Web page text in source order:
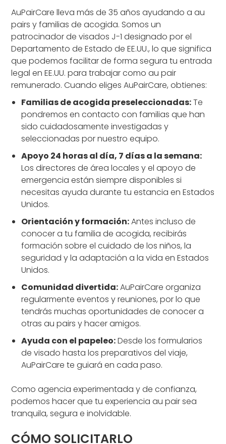
AuPairCare lleva más de 35 años ayudando a au
pairs y familias de acogida. Somos un
patrocinador de visados J-1 designado por el
Departamento de Estado de EE.UU., lo que significa
que podemos facilitar de forma segura tu entrada
legal en EE.UU. para trabajar como au pair
remunerado. Cuando eliges AuPairCare, obtienes:
Familias de acogida preseleccionadas:Te
pondremos en contacto con familias que han
sido cuidadosamente investigadas y
seleccionadas por nuestro equipo.
Apoyo 24 horas al día, 7 días a la semana:
Los directores de área locales y el apoyo de
emergencia están siempre disponibles si
necesitas ayuda durante tu estancia en Estados
Unidos.
Orientación y formación:Antes incluso de
conocer a tu familia de acogida, recibirás
formación sobre el cuidado de los niños, la
seguridad y la adaptación a la vida en Estados
Unidos.
Comunidad divertida:AuPairCare organiza
regularmente eventos y reuniones, por lo que
tendrás muchas oportunidades de conocer a
otras au pairs y hacer amigos.
Ayuda con el papeleo:Desde los formularios
de visado hasta los preparativos del viaje,
AuPairCare te guiará en cada paso.
Como agencia experimentada y de confianza,
podemos hacer que tu experiencia au pair sea
tranquila, segura e inolvidable.
CÓMO SOLICITARLO